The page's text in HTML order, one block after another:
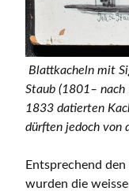
Blattkacheln mit
Staub (1801–
1833 datierten
dürften jedoch von
Entsprechend
wurden die